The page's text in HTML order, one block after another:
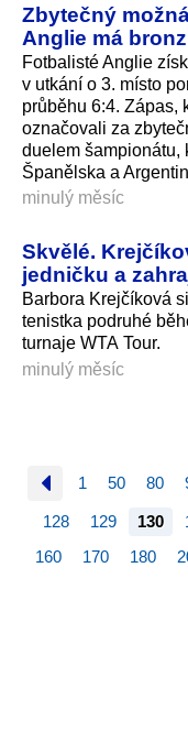
Zbytečný
Anglie má
Fotbalisté Anglie
v utkání o 3. místo
průběhu 6:4. Zápas,
označovali za
duelem šampionátu,
Španělska a
minulý měsíc
Skvělé.
jedničku a
Barbora Krejčíková
tenistka podruhé
turnaje WTA Tour.
minulý měsíc
1 50 80
128 129 130
160
170 180